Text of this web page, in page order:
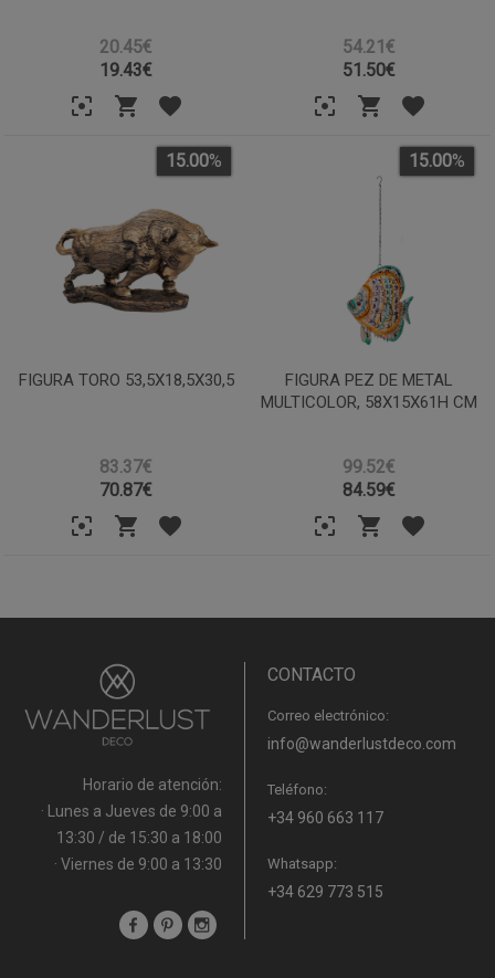
20.45€
19.43€
54.21€
51.50€
FIGURA TORO 53,5X18,5X30,5
83.37€
15.00%
70.87€
FIGURA PEZ DE METAL
MULTICOLOR, 58X15X61H CM
99.52€
15.00%
84.59€
Horario de atención:
· Lunes a Jueves de 9:00 a
13:30 / de 15:30 a 18:00
· Viernes de 9:00 a 13:30
CONTACTO
Correo electrónico:
info@wanderlustdeco.com
Teléfono:
+34 960 663 117
Whatsapp:
+34 629 773 515